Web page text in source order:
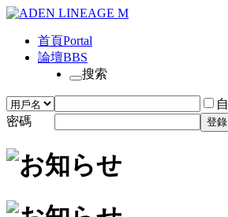
首頁Portal
論壇BBS
搜索
密碼
登錄